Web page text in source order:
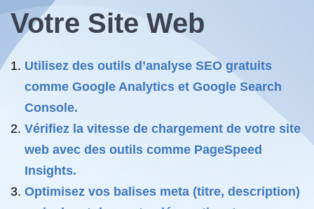
Votre Site Web
Utilisez des outils d’analyse SEO gratuits
comme Google Analytics et Google Search
Console.
Vérifiez la vitesse de chargement de votre site
web avec des outils comme PageSpeed
Insights.
Optimisez vos balises meta (titre, description)